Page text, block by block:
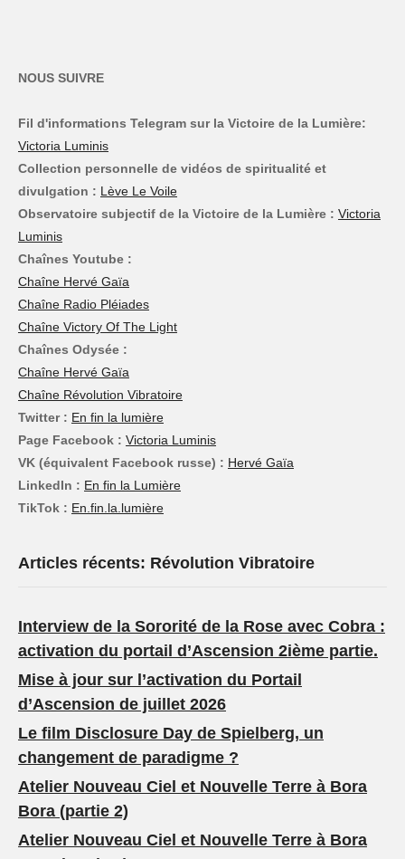
NOUS SUIVRE
Fil d'informations Telegram sur la Victoire de la Lumière:
Victoria Luminis
Collection personnelle de vidéos de spiritualité et
divulgation : Lève Le Voile
Observatoire subjectif de la Victoire de la Lumière : Victoria
Luminis
Chaînes Youtube :
Chaîne Hervé Gaïa
Chaîne Radio Pléiades
Chaîne Victory Of The Light
Chaînes Odysée :
Chaîne Hervé Gaïa
Chaîne Révolution Vibratoire
Twitter : En fin la lumière
Page Facebook : Victoria Luminis
VK (équivalent Facebook russe) : Hervé Gaïa
LinkedIn : En fin la Lumière
TikTok : En.fin.la.lumière
Articles récents: Révolution Vibratoire
Interview de la Sororité de la Rose avec Cobra :
activation du portail d’Ascension 2ième partie.
Mise à jour sur l’activation du Portail
d’Ascension de juillet 2026
Le film Disclosure Day de Spielberg, un
changement de paradigme ?
Atelier Nouveau Ciel et Nouvelle Terre à Bora
Bora (partie 2)
Atelier Nouveau Ciel et Nouvelle Terre à Bora